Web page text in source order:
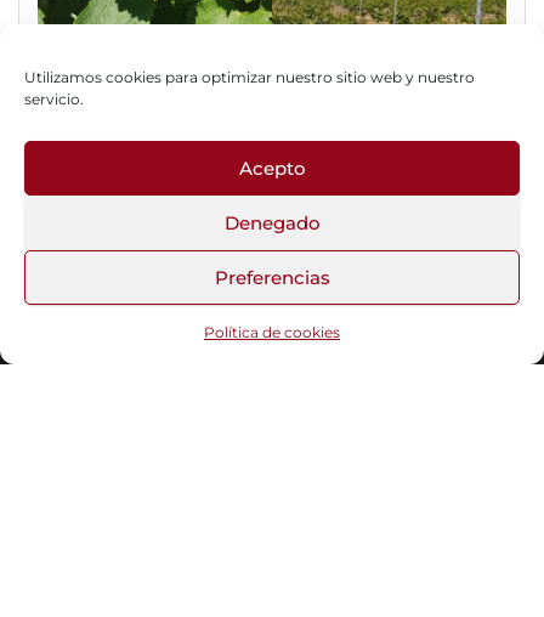
Utilizamos cookies para optimizar nuestro sitio web y nuestro
servicio.
Acepto
Denegado
Preferencias
Política de cookies
Fotos del Blog
Funciona gracias aWordPress |Tema:Head Blog